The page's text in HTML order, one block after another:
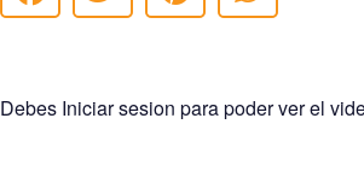
Debes Iniciar sesion para poder ver el